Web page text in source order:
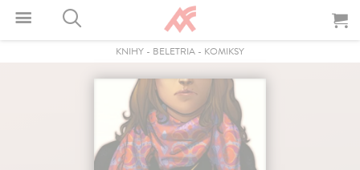
KNIHY - BELETRIA - KOMIKSY